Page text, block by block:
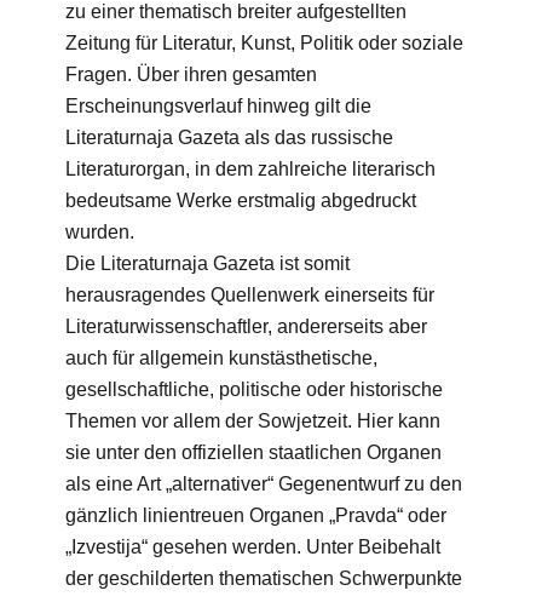
zu einer thematisch breiter aufgestellten
Zeitung für Literatur, Kunst, Politik oder soziale
Fragen. Über ihren gesamten
Erscheinungsverlauf hinweg gilt die
Literaturnaja Gazeta als das russische
Literaturorgan, in dem zahlreiche literarisch
bedeutsame Werke erstmalig abgedruckt
wurden.
Die Literaturnaja Gazeta ist somit
herausragendes Quellenwerk einerseits für
Literaturwissenschaftler, andererseits aber
auch für allgemein kunstästhetische,
gesellschaftliche, politische oder historische
Themen vor allem der Sowjetzeit. Hier kann
sie unter den offiziellen staatlichen Organen
als eine Art „alternativer“ Gegenentwurf zu den
gänzlich linientreuen Organen „Pravda“ oder
„Izvestija“ gesehen werden. Unter Beibehalt
der geschilderten thematischen Schwerpunkte